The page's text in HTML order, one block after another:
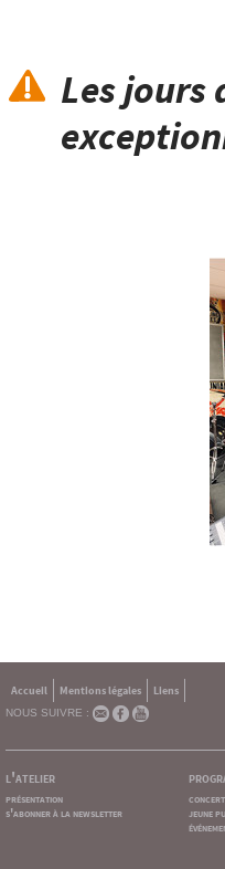
Les jours
Accueil Mentions légales
Liens
NOUS SUIVRE :
l'atelier
présentation
s'abonner à la newsletter
jeune